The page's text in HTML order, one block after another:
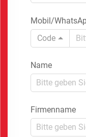
Mobil/
Code
Name
Firmenname